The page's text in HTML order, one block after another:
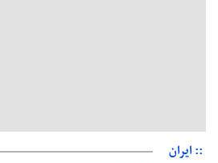
:: ایران